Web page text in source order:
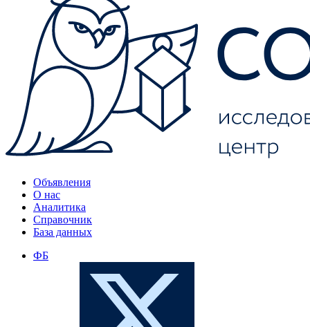
Объявления
О нас
Аналитика
Справочник
База данных
ФБ